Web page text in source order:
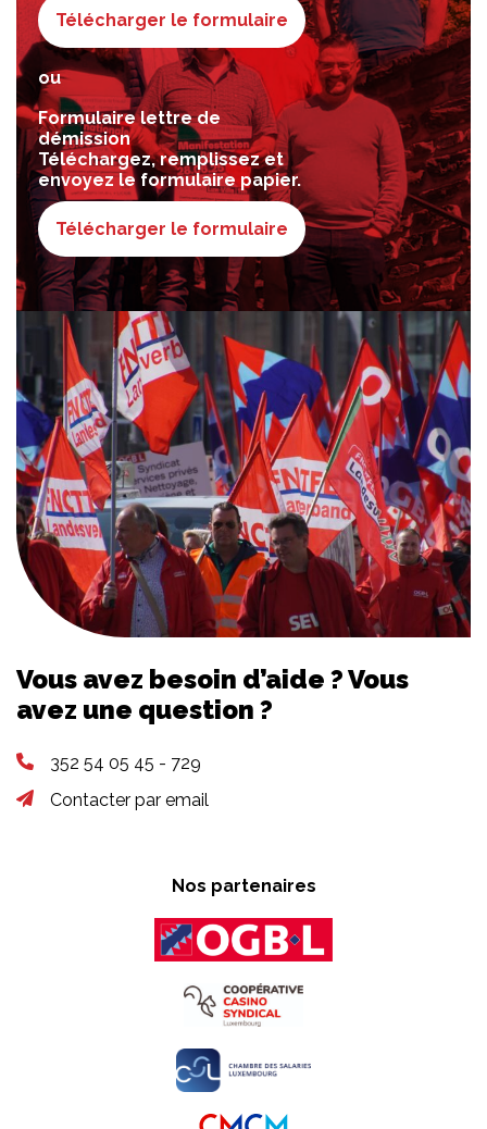
Télécharger le formulaire
ou
Formulaire lettre de
démission
Téléchargez, remplissez et
envoyez le formulaire papier.
Télécharger le formulaire
Vous avez besoin d’aide ? Vous
avez une question ?
352 54 05 45 - 729
Contacter par email
Nos partenaires